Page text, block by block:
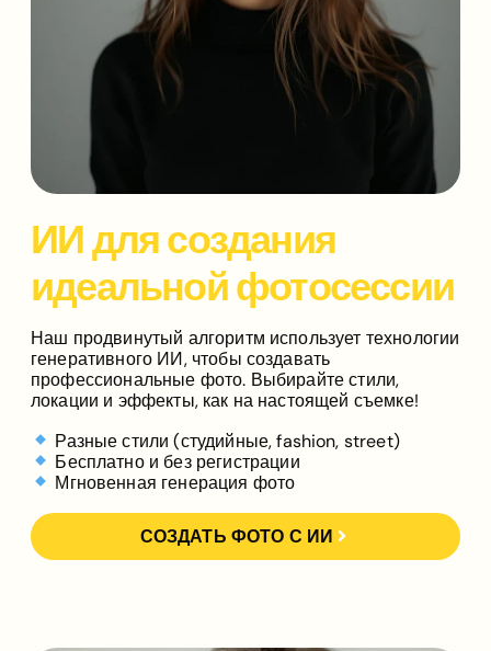
ИИ для создания
идеальной фотосессии
Наш продвинутый алгоритм использует технологии
генеративного ИИ, чтобы создавать
профессиональные фото. Выбирайте стили,
локации и эффекты, как на настоящей съемке!
Разные стили (студийные, fashion, street)
Бесплатно и без регистрации
Мгновенная генерация фото
СОЗДАТЬ ФОТО С ИИ